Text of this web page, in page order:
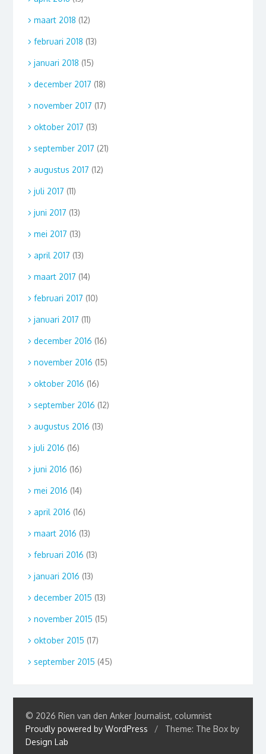
maart 2018 (12)
februari 2018 (13)
januari 2018 (15)
december 2017 (18)
november 2017 (17)
oktober 2017 (13)
september 2017 (21)
augustus 2017 (12)
juli 2017 (11)
juni 2017 (13)
mei 2017 (13)
april 2017 (13)
maart 2017 (14)
februari 2017 (10)
januari 2017 (11)
december 2016 (16)
november 2016 (15)
oktober 2016 (16)
september 2016 (12)
augustus 2016 (13)
juli 2016 (16)
juni 2016 (16)
mei 2016 (14)
april 2016 (16)
maart 2016 (13)
februari 2016 (13)
januari 2016 (13)
december 2015 (13)
november 2015 (15)
oktober 2015 (17)
september 2015 (45)
© 2026 Rien van den Anker Journalist, columnist
Proudly powered by WordPress
/
Theme: The Box by
Design Lab